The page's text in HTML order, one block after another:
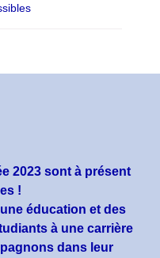
2023 sont à présent
!
éducation et des
à une carrière
dans leur